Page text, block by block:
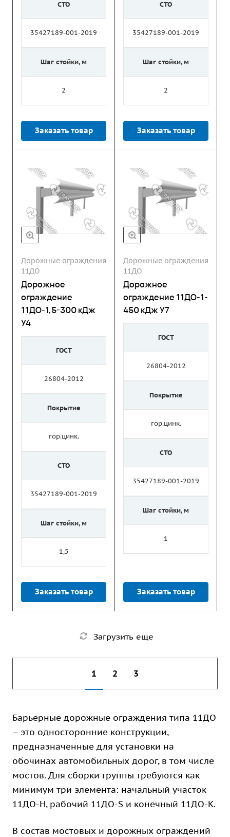
СТО
35427189-001-2019
Шаг стойки, м
2
Заказать товар
СТО
35427189-001-2019
Шаг стойки, м
2
Заказать товар
Дорожные ограждения
11ДО
Дорожное
ограждение
11ДО-1,5-300 кДж
У4
ГОСТ
26804-2012
Покрытие
гор.цинк.
СТО
35427189-001-2019
Шаг стойки, м
1,5
Заказать товар
Дорожные ограждения
11ДО
Дорожное
ограждение 11ДО-1-
450 кДж У7
ГОСТ
26804-2012
Покрытие
гор.цинк.
СТО
35427189-001-2019
Шаг стойки, м
1
Заказать товар
Загрузить еще
1 2 3
Барьерные дорожные ограждения типа 11ДО
– это односторонние конструкции,
предназначенные для установки на
обочинах автомобильных дорог, в том числе
мостов. Для сборки группы требуются как
минимум три элемента: начальный участок
11ДО-Н, рабочий 11ДО-S и конечный 11ДО-K.
В состав мостовых и дорожных ограждений